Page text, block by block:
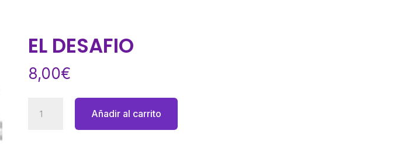
EL DESAFIO
8,00€
DESAFIO
Añadir al carrito